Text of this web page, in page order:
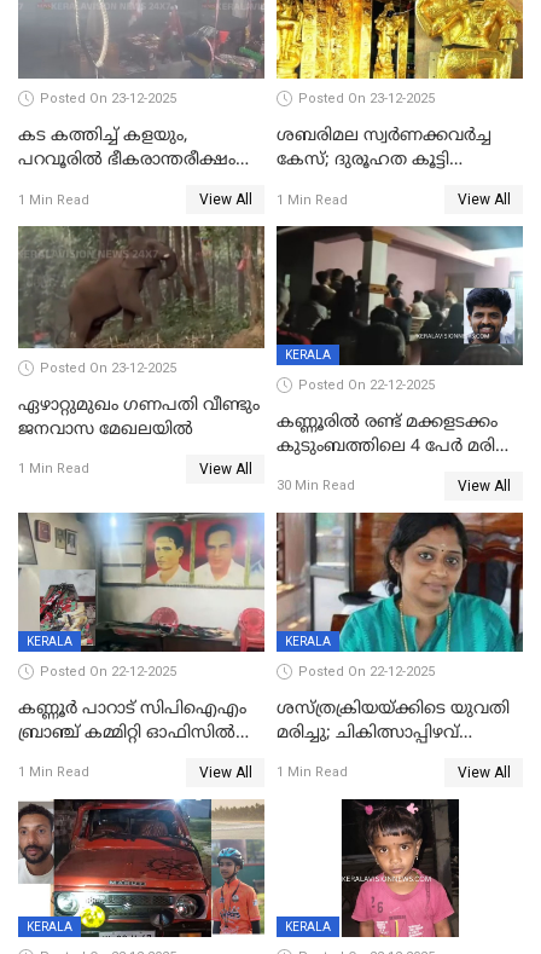
കേസ് ഒടുവിൽ 4 ജീവനുകൾ
പൊലിഞ്ഞു
Posted On 23-12-2025
കട കത്തിച്ച് കളയും,
പറവൂരില്‍ ഭീകരാന്തരീക്ഷം
1 Min Read View All
Posted On 23-12-2025
ശബരിമല സ്വര്‍ണക്കവര്‍ച്ച
കേസ്; ദുരൂഹത കൂട്ടി
1 Min Read View All
Posted On 23-12-2025
ഏഴാറ്റുമുഖം ഗണപതി വീണ്ടും
ജനവാസ മേഖലയിൽ
1 Min Read View All
KERALA
Posted On 22-12-2025
കണ്ണൂരിൽ രണ്ട് മക്കളടക്കം
കുടുംബത്തിലെ 4 പേർ മരിച്ച
30 Min Read View All
KERALA
Posted On 22-12-2025
കണ്ണൂർ പാറാട് സിപിഐഎം
ബ്രാഞ്ച് കമ്മിറ്റി ഓഫിസിൽ
ചിത്രങ്ങളടക്കം കത്തിയ
നിലയിൽ
1 Min Read View All
KERALA
Posted On 22-12-2025
ശസ്ത്രക്രിയയ്‌ക്കിടെ യുവതി
മരിച്ചു; ചികിത്സാപ്പിഴവ്
സംഭവം മാവേലിക്കരയിൽ
1 Min Read View All
KERALA KERALA